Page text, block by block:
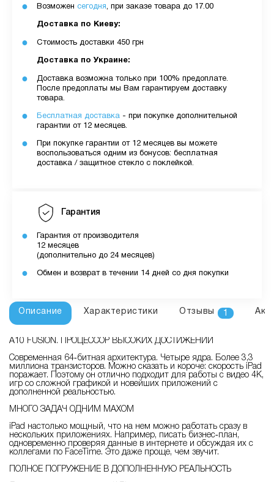
Возможен сегодня, при заказе товара до 17.00
Доставка по Киеву:
Стоимость доставки 450 грн
Доставка по Украине:
Доставка возможна только при 100% предоплате.
После предоплаты мы Вам гарантируем доставку
товара.
Бесплатная доставка - при покупке дополнительной
гарантии от 12 месяцев.
При покупке гарантии от 12 месяцев вы можете
воспользоваться одним из бонусов: бесплатная
доставка / защитное стекло с поклейкой.
Гарантия
Гарантия от производителя
12 месяцев
(дополнительно до 24 месяцев)
Обмен и возврат в течении 14 дней со дня покупки
Описание Характеристики Отзывы 1
A10 FUSION. ПРОЦЕССОР ВЫСОКИХ ДОСТИЖЕНИЙ
Современная 64‑битная архитектура. Четыре ядра. Более 3,3
миллиона транзисторов. Можно сказать и короче: скорость iPad
поражает. Поэтому он отлично подходит для работы с видео 4K,
игр со сложной графикой и новейших приложений с
дополненной реальностью.
МНОГО ЗАДАЧ ОДНИМ МАХОМ
iPad настолько мощный, что на нем можно работать сразу в
нескольких приложениях. Например, писать бизнес‑план,
одновременно проверяя данные в интернете и обсуждая их с
коллегами по FaceTime. Это даже проще, чем звучит.
ПОЛНОЕ ПОГРУЖЕНИЕ В ДОПОЛНЕННУЮ РЕАЛЬНОСТЬ